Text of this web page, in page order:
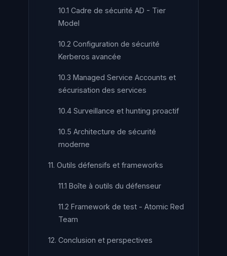
10.1 Cadre de sécurité AD - Tier
Model
10.2 Configuration de sécurité
Kerberos avancée
10.3 Managed Service Accounts et
sécurisation des services
10.4 Surveillance et hunting proactif
10.5 Architecture de sécurité
moderne
11. Outils défensifs et frameworks
11.1 Boîte à outils du défenseur
11.2 Framework de test - Atomic Red
Team
12. Conclusion et perspectives